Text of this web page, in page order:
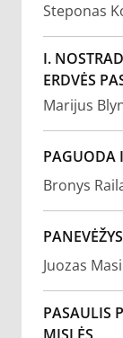
Steponas
I.
ERDVĖS
Marijus
PAGUODA I
Bronys
PANEVĖŽYS
Juozas
PASAULIS